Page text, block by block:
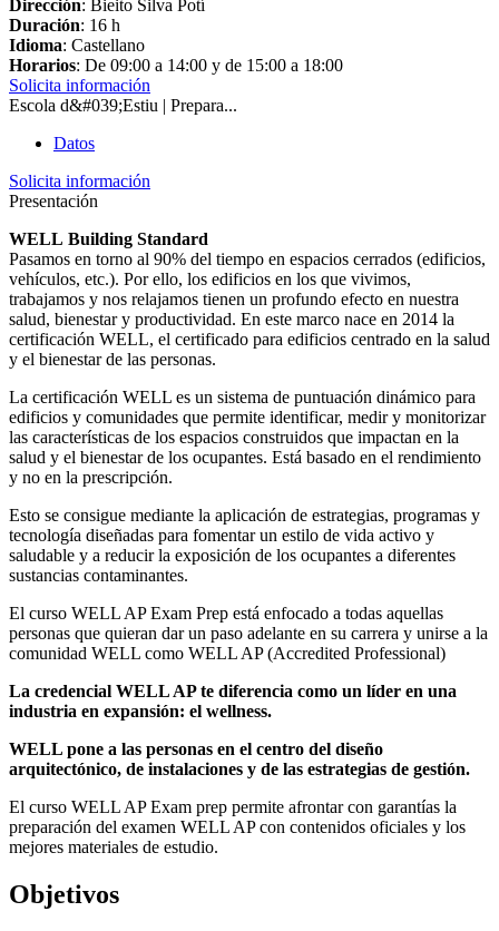
Dirección: Bieito Silva Potí
Duración: 16 h
Idioma: Castellano
Horarios: De 09:00 a 14:00 y de 15:00 a 18:00
Solicita información
Escola d&#039;Estiu | Prepara...
Datos
Solicita información
Presentación
WELL Building Standard
Pasamos en torno al 90% del tiempo en espacios cerrados (edificios,
vehículos, etc.). Por ello, los edificios en los que vivimos,
trabajamos y nos relajamos tienen un profundo efecto en nuestra
salud, bienestar y productividad. En este marco nace en 2014 la
certificación WELL, el certificado para edificios centrado en la salud
y el bienestar de las personas.
La certificación WELL es un sistema de puntuación dinámico para
edificios y comunidades que permite identificar, medir y monitorizar
las características de los espacios construidos que impactan en la
salud y el bienestar de los ocupantes. Está basado en el rendimiento
y no en la prescripción.
Esto se consigue mediante la aplicación de estrategias, programas y
tecnología diseñadas para fomentar un estilo de vida activo y
saludable y a reducir la exposición de los ocupantes a diferentes
sustancias contaminantes.
El curso WELL AP Exam Prep está enfocado a todas aquellas
personas que quieran dar un paso adelante en su carrera y unirse a la
comunidad WELL como WELL AP (Accredited Professional)
La credencial WELL AP te diferencia como un líder en una
industria en expansión: el wellness.
WELL pone a las personas en el centro del diseño
arquitectónico, de instalaciones y de las estrategias de gestión.
El curso WELL AP Exam prep permite afrontar con garantías la
preparación del examen WELL AP con contenidos oficiales y los
mejores materiales de estudio.
Objetivos